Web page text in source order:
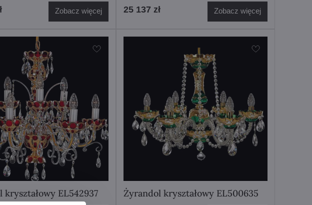
Zobacz więcej 25 137 zł Zobacz więcej
kryształowy EL542937 Żyrandol kryształowy EL500635